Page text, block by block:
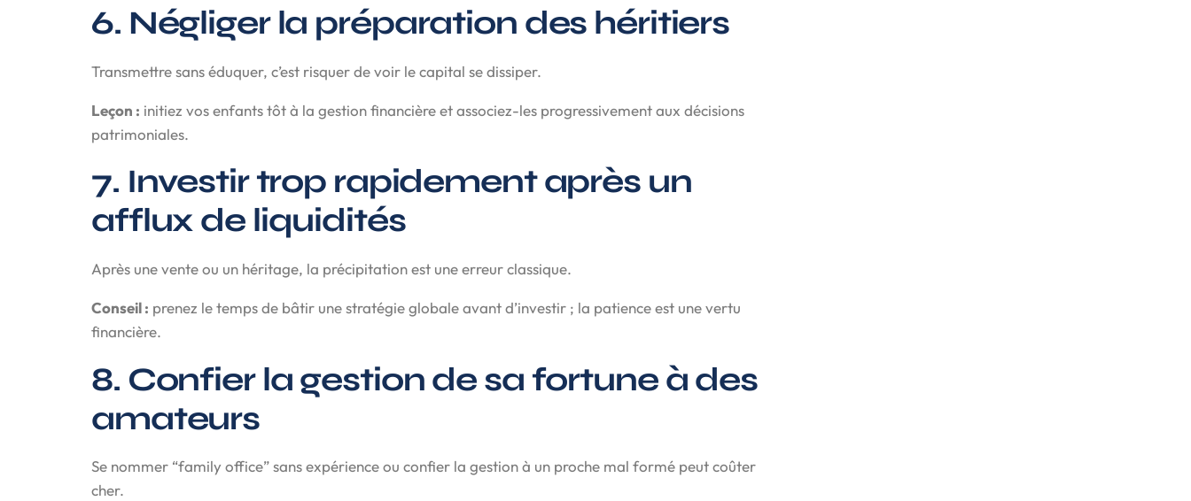
6. Négliger la préparation des héritiers
Transmettre sans éduquer, c’est risquer de voir le capital se dissiper.
Leçon : initiez vos enfants tôt à la gestion financière et associez-les progressivement aux décisions
patrimoniales.
7. Investir trop rapidement après un
afflux de liquidités
Après une vente ou un héritage, la précipitation est une erreur classique.
Conseil : prenez le temps de bâtir une stratégie globale avant d’investir ; la patience est une vertu
financière.
8. Confier la gestion de sa fortune à des
amateurs
Se nommer “family office” sans expérience ou confier la gestion à un proche mal formé peut coûter
cher.